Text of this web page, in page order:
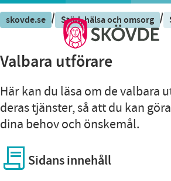
skovde.se / Stöd, hälsa och omsorg /
Valbara utförare
Här kan du läsa om de valbara
deras tjänster, så att du kan
dina behov och önskemål.
Sidans innehåll